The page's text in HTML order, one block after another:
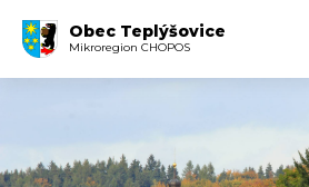
Obec Teplýšovice
Mikroregion CHOPOS